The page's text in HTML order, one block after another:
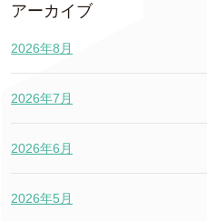
アーカイブ
2026年8月
2026年7月
2026年6月
2026年5月